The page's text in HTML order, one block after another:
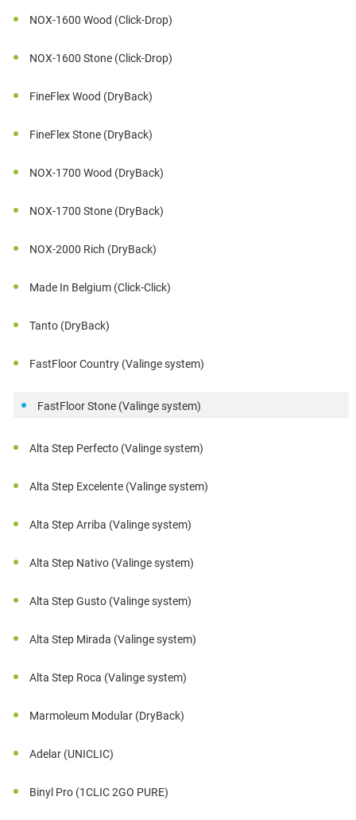
NOX-1600 Wood (Click-Drop)
NOX-1600 Stone (Click-Drop)
FineFlex Wood (DryBack)
FineFlex Stone (DryBack)
NOX-1700 Wood (DryBack)
NOX-1700 Stone (DryBack)
NOX-2000 Rich (DryBack)
Made In Belgium (Click-Click)
Tanto (DryBack)
FastFloor Country (Valinge system)
FastFloor Stone (Valinge system)
Alta Step Perfecto (Valinge system)
Alta Step Excelente (Valinge system)
Alta Step Arriba (Valinge system)
Alta Step Nativo (Valinge system)
Alta Step Gusto (Valinge system)
Alta Step Mirada (Valinge system)
Alta Step Roca (Valinge system)
Marmoleum Modular (DryBack)
Adelar (UNICLIC)
Binyl Pro (1CLIC 2GO PURE)